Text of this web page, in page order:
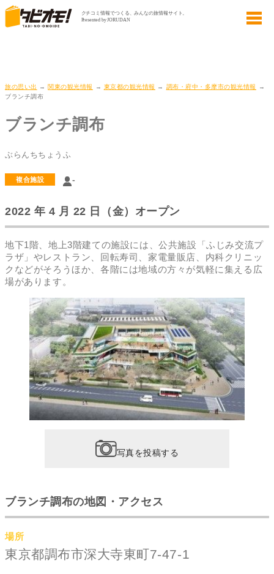
旅の思い出 → 関東の観光情報 → 東京都の観光情報 → 調布・府中・多摩市の観光情報
→
ブランチ調布
ブランチ調布
ぶらんちちょうふ
複合施設 -
2022 年 4 月 22 日（金）オープン
地下1階、地上3階建ての施設には、公共施設「ふじみ交流プ
ラザ」やレストラン、回転寿司、家電量販店、内科クリニッ
クなどがそろうほか、各階には地域の方々が気軽に集える広
場があります。
写真を投稿する
ブランチ調布の地図・アクセス
場所
東京都調布市深大寺東町7-47-1